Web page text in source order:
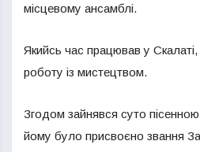
місцевому ансамблі.
Якийсь час працював у
роботу із мистецтвом.
Згодом зайнявся суто
йому було присвоєно звання